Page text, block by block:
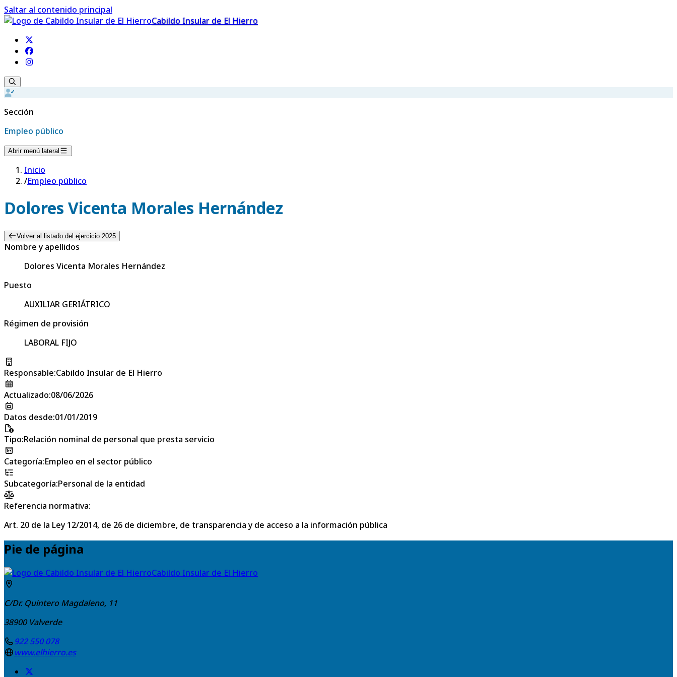
Saltar al contenido principal
Cabildo Insular de El Hierro
Sección
Empleo público
Abrir menú lateral
Inicio
/Empleo público
Dolores Vicenta Morales Hernández
Volver al listado del ejercicio 2025
Nombre y apellidos
Dolores Vicenta Morales Hernández
Puesto
AUXILIAR GERIÁTRICO
Régimen de provisión
LABORAL FIJO
Responsable:Cabildo Insular de El Hierro
Actualizado:08/06/2026
Datos desde:01/01/2019
Tipo:Relación nominal de personal que presta servicio
Categoría:Empleo en el sector público
Subcategoría:Personal de la entidad
Referencia normativa:
Art. 20 de la Ley 12/2014, de 26 de diciembre, de transparencia y de acceso a la información pública
Pie de página
Cabildo Insular de El Hierro
C/Dr. Quintero Magdaleno, 11
38900 Valverde
922 550 078
www.elhierro.es